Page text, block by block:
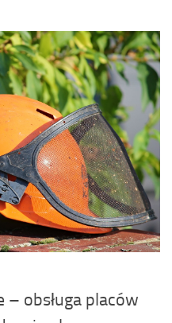
obsługa placów